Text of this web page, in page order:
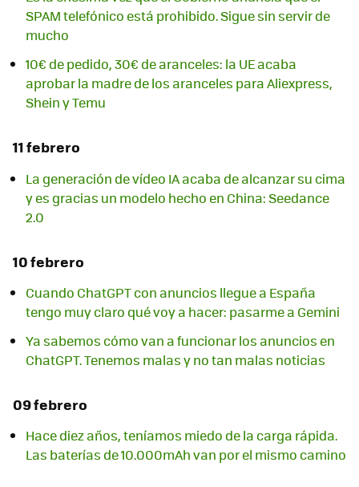
SPAM telefónico está prohibido. Sigue sin servir de
mucho
10€ de pedido, 30€ de aranceles: la UE acaba
aprobar la madre de los aranceles para Aliexpress,
Shein y Temu
11 febrero
La generación de vídeo IA acaba de alcanzar su cima
y es gracias un modelo hecho en China: Seedance
2.0
10 febrero
Cuando ChatGPT con anuncios llegue a España
tengo muy claro qué voy a hacer: pasarme a Gemini
Ya sabemos cómo van a funcionar los anuncios en
ChatGPT. Tenemos malas y no tan malas noticias
09 febrero
Hace diez años, teníamos miedo de la carga rápida.
Las baterías de 10.000mAh van por el mismo camino